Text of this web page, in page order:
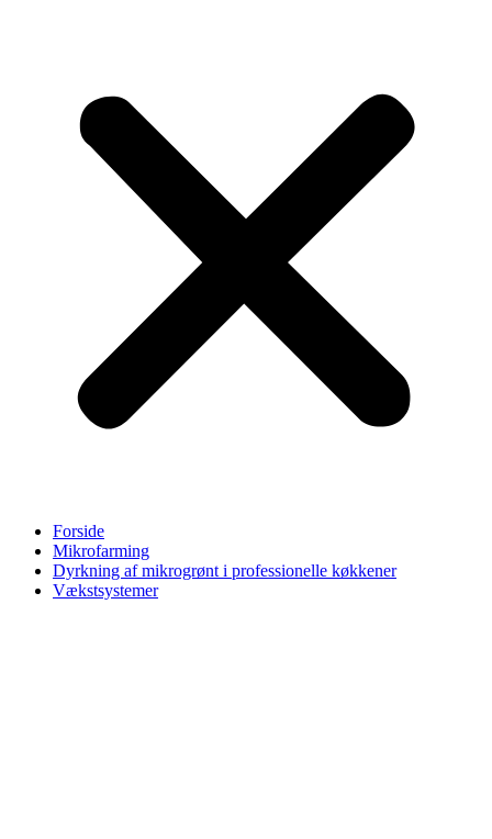
Forside
Mikrofarming
Dyrkning af mikrogrønt i professionelle køkkener
Vækstsystemer